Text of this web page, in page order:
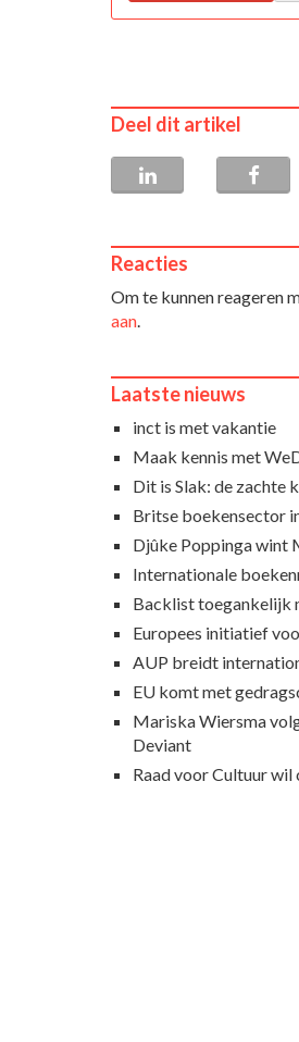
Deel dit artikel
Reacties
Om te kunnen reageren
aan.
Laatste nieuws
inct is met vakantie
Maak kennis met
Dit is Slak: de zachte
Britse boekensector
Djûke Poppinga wint
Internationale
Backlist toegankelijk
Europees initiatief
AUP breidt
EU komt met
Mariska Wiersma
Deviant
Raad voor Cultuur